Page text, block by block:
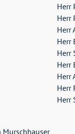
Herr
Herr
Herr
Herr
Herr
Herr
Herr
Herr
Herr
Murschhauser